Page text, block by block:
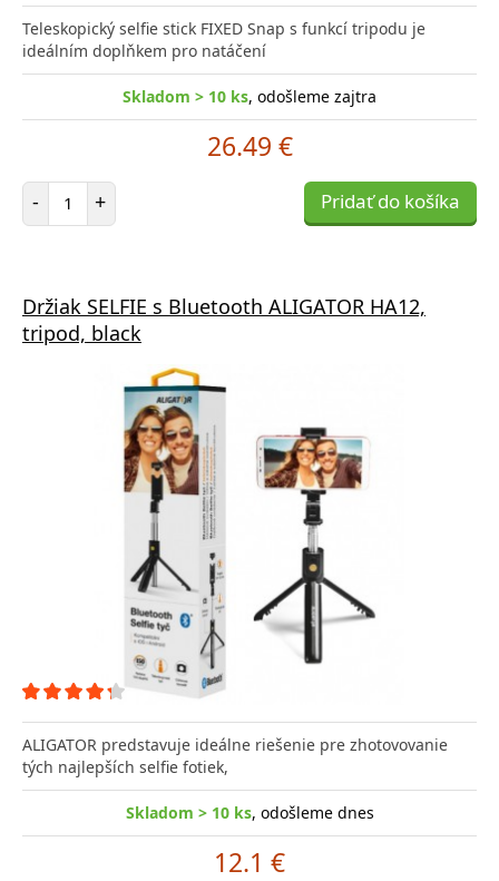
Teleskopický selfie stick FIXED Snap s funkcí tripodu je
ideálním doplňkem pro natáčení
Skladom > 10 ks, odošleme zajtra
26.49 €
- Počet položiek
+ Pridať do košíka
Držiak SELFIE s Bluetooth ALIGATOR HA12,
tripod, black
ALIGATOR predstavuje ideálne riešenie pre zhotovovanie
tých najlepších selfie fotiek,
Skladom > 10 ks, odošleme dnes
12.1 €